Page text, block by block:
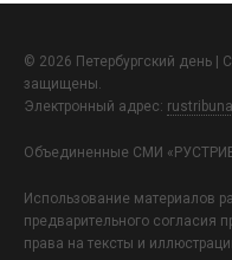
© 2026 Петербургский день |
защищены.
Электронный адрес:
Объединенные СМИ
Использование материалов
предварительного согласия
права на тексты и